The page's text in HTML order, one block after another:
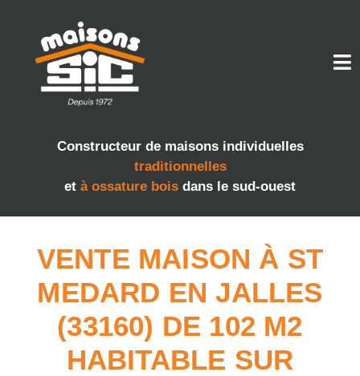
Constructeur de maisons individuelles
traditionnelles
et à ossature bois dans le sud-ouest
VENTE MAISON À ST
MEDARD EN JALLES
(33160) DE 102 M2
HABITABLE SUR